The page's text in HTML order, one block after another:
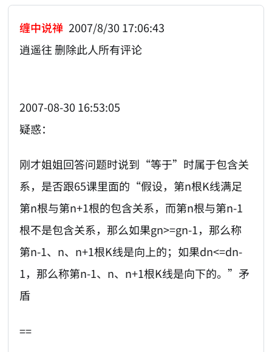
缠中说禅 2007/8/30 17:06:43
逍遥往 删除此人所有评论
2007-08-30 16:53:05
疑惑：
刚才姐姐回答问题时说到“等于”时属于包含关
系，是否跟65课里面的“假设，第n根K线满足
第n根与第n+1根的包含关系，而第n根与第n-1
根不是包含关系，那么如果gn>=gn-1，那么称
第n-1、n、n+1根K线是向上的；如果dn<=dn-
1，那么称第n-1、n、n+1根K线是向下的。”矛
盾
==